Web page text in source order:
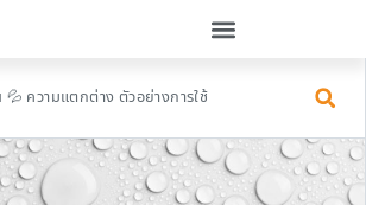
ความแตกต่าง ตัวอย่างการใช้